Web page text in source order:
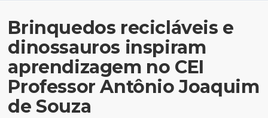
Brinquedos recicláveis e
dinossauros inspiram
aprendizagem no CEI
Professor Antônio Joaquim
de Souza